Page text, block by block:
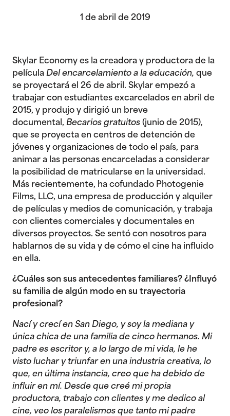
1 de abril de 2019
Skylar Economy es la creadora y productora de la
película Del encarcelamiento a la educación, que
se proyectará el 26 de abril. Skylar empezó a
trabajar con estudiantes excarcelados en abril de
2015, y produjo y dirigió un breve
documental, Becarios gratuitos (junio de 2015),
que se proyecta en centros de detención de
jóvenes y organizaciones de todo el país, para
animar a las personas encarceladas a considerar
la posibilidad de matricularse en la universidad.
Más recientemente, ha cofundado Photogenie
Films, LLC, una empresa de producción y alquiler
de películas y medios de comunicación, y trabaja
con clientes comerciales y documentales en
diversos proyectos. Se sentó con nosotros para
hablarnos de su vida y de cómo el cine ha influido
en ella.
¿Cuáles son sus antecedentes familiares? ¿Influyó
su familia de algún modo en su trayectoria
profesional?
Nací y crecí en San Diego, y soy la mediana y
única chica de una familia de cinco hermanos. Mi
padre es escritor y, a lo largo de mi vida, le he
visto luchar y triunfar en una industria creativa, lo
que, en última instancia, creo que ha debido de
influir en mí. Desde que creé mi propia
productora, trabajo con clientes y me dedico al
cine, veo los paralelismos que tanto mi padre